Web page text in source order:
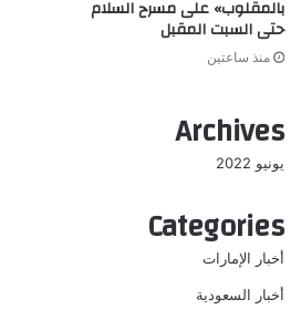
بالمقلوب» على مسرح السلام
حتى السبت المقبل
منذ ساعتين
Archives
يونيو 2022
Categories
أخبار الإمارات
أخبار السعودية